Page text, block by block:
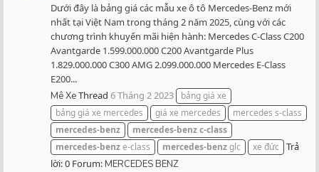
Dưới đây là bảng giá các mẫu xe ô tô Mercedes-Benz mới
nhất tại Việt Nam trong tháng 2 năm 2025, cùng với các
chương trình khuyến mãi hiện hành: Mercedes C-Class C200
Avantgarde 1.599.000.000 C200 Avantgarde Plus
1.829.000.000 C300 AMG 2.099.000.000 Mercedes E-Class
E200...
Mê XeThread 6 Tháng 2 2023
bảng giá xe
bảng giá xe mercedes
giá xe mercedes
mercedes s-class
mercedes-benz
mercedes-benzc-class
mercedes-benze-class mercedes-benzglc xe đức
Trả
lời: 0 Forum:MERCEDES BENZ